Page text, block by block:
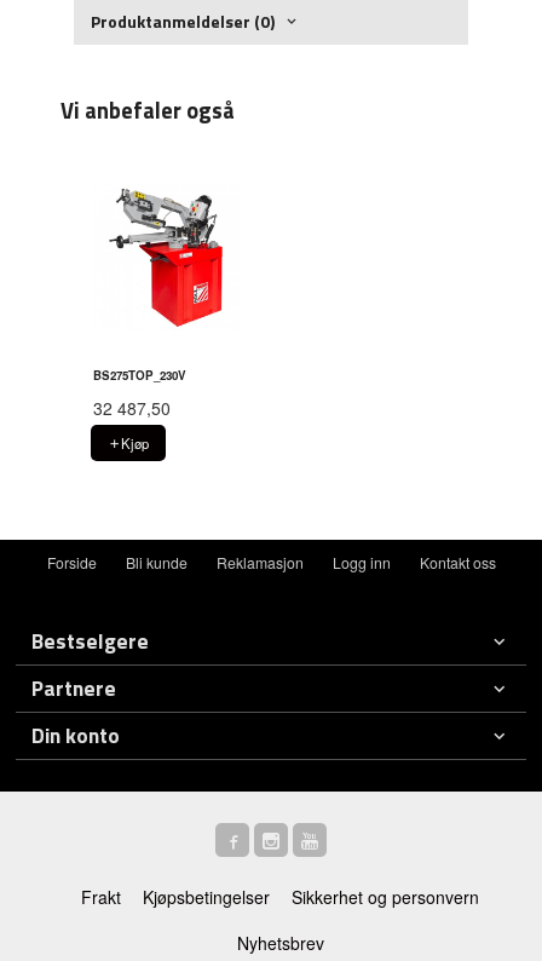
Produktanmeldelser (0)
Vi anbefaler også
BS275TOP_230V
32 487,50
Kjøp
Forside Bli kunde Reklamasjon Logg inn Kontakt oss
Bestselgere
Partnere
Din konto
Frakt Kjøpsbetingelser
Sikkerhet og personvern
Nyhetsbrev